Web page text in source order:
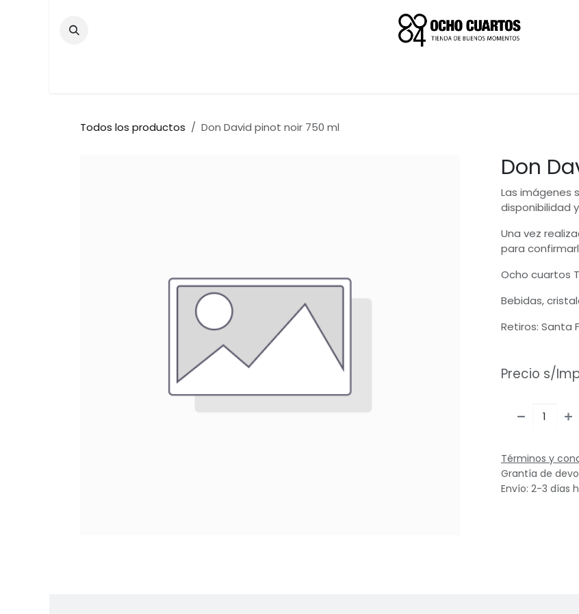
Todos los productos Don David pinot noir 750 ml
Don
Las imágenes
disponibilidad
Una vez
para
Ocho cuartos
Bebidas,
Retiros: Santa
Precio s/
Términos y
Grantía de
Envío: 2-3 días